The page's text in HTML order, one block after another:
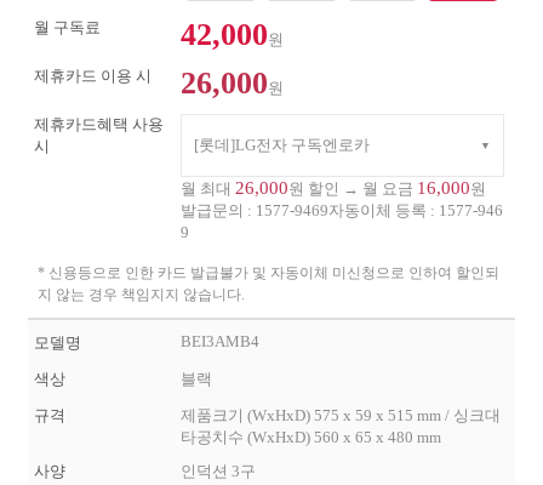
월 구독료 42,000원
제휴카드 이용 시
26,000원
제휴카드혜택 사용
시
[롯데]LG전자 구독엔로카
월 최대 26,000원 할인 → 월 요금 16,000원
발급문의 : 1577-9469자동이체 등록 : 1577-946
9
* 신용등으로 인한 카드 발급불가 및 자동이체 미신청으로 인하여 할인되
지 않는 경우 책임지지 않습니다.
모델명 BEI3AMB4
색상
블랙
규격
제품크기 (WxHxD) 575 x 59 x 515 mm / 싱크대
타공치수 (WxHxD) 560 x 65 x 480 mm
사양
인덕션 3구